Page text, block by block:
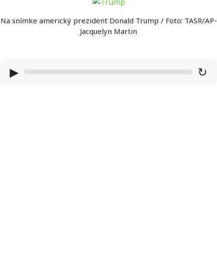
Na snímke americký prezident Donald Trump / Foto: TASR/AP-
Jacquelyn Martin
▶ ↻